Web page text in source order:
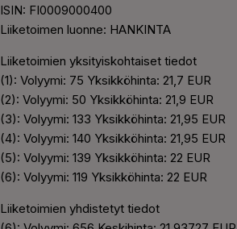
ISIN: FI0009000400
Liiketoimen luonne: HANKINTA
Liiketoimien yksityiskohtaiset tiedot
(1): Volyymi: 75 Yksikköhinta: 21,7 EUR
(2): Volyymi: 50 Yksikköhinta: 21,9 EUR
(3): Volyymi: 133 Yksikköhinta: 21,95 EUR
(4): Volyymi: 140 Yksikköhinta: 21,95 EUR
(5): Volyymi: 139 Yksikköhinta: 22 EUR
(6): Volyymi: 119 Yksikköhinta: 22 EUR
Liiketoimien yhdistetyt tiedot